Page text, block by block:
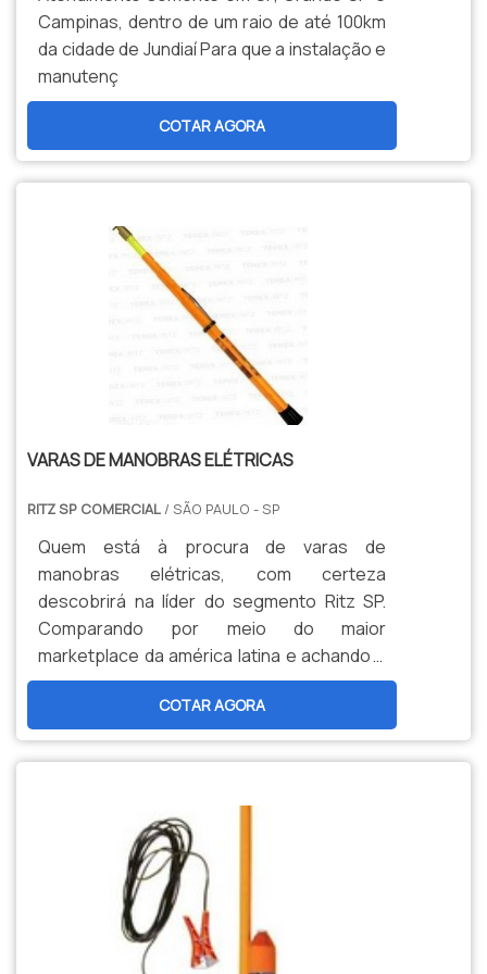
Campinas, dentro de um raio de até 100km
da cidade de Jundiaí Para que a instalação e
manutenç
COTAR AGORA
VARAS DE MANOBRAS ELÉTRICAS
RITZ SP COMERCIAL / SÃO PAULO - SP
Quem está à procura de varas de
manobras elétricas, com certeza
descobrirá na líder do segmento Ritz SP.
Comparando por meio do maior
marketplace da américa latina e achando a
líder em qualidade. Quando a procura é por
varas de manobras, com a Ritz SP atingirá
precisão com estoque estratégico para
atender à pronta entrega.MAIS DETALHES
muitas maneiras eficientes de demonstrar
competência e excelência em sua área de
atuação. A Ritz SP centraliza sua estratégia
em oferecer aos parceiros uma estrutura
com: Escritório de alta qualidade onde são
realizadas as atividades; Estrutura
COTAR AGORA